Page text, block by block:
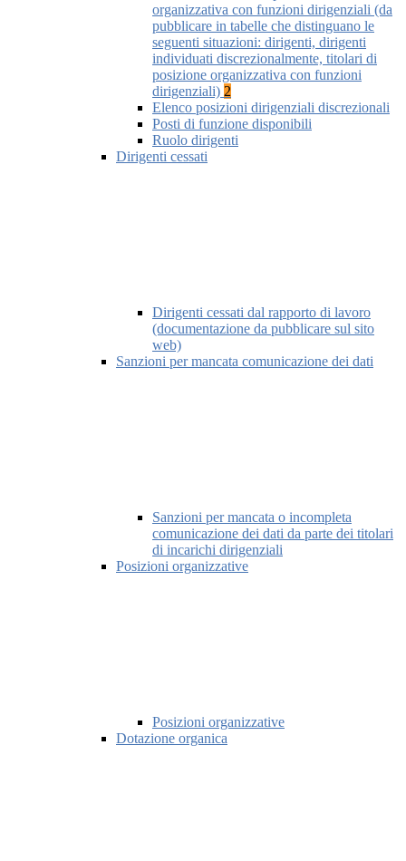
organizzativa con funzioni dirigenziali (da
pubblicare in tabelle che distinguano le
seguenti situazioni: dirigenti, dirigenti
individuati discrezionalmente, titolari di
posizione organizzativa con funzioni
dirigenziali) 2
Elenco posizioni dirigenziali discrezionali
Posti di funzione disponibili
Ruolo dirigenti
Dirigenti cessati
Dirigenti cessati dal rapporto di lavoro
(documentazione da pubblicare sul sito
web)
Sanzioni per mancata comunicazione dei dati
Sanzioni per mancata o incompleta
comunicazione dei dati da parte dei titolari
di incarichi dirigenziali
Posizioni organizzative
Posizioni organizzative
Dotazione organica